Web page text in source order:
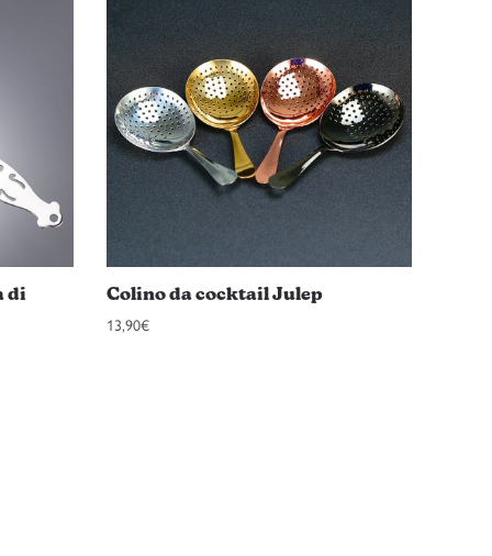
di
Colino da cocktail Julep
13,90€